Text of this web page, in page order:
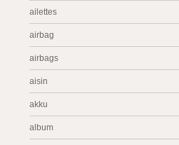
ailettes
airbag
airbags
aisin
akku
album